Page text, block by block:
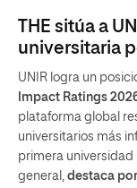
THE sitúa a
universitaria
UNIR logra un
Impact Ratings
plataforma global
universitarios más
primera universidad
general, destaca